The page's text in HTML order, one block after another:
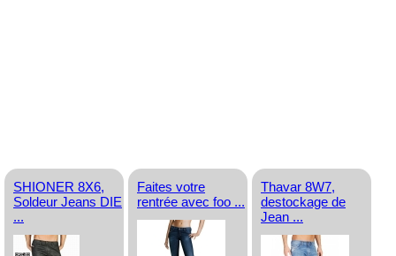
SHIONER 8X6,
Soldeur Jeans DIE
...
Faites votre
rentrée avec foo ...
Thavar 8W7,
destockage de
Jean ...